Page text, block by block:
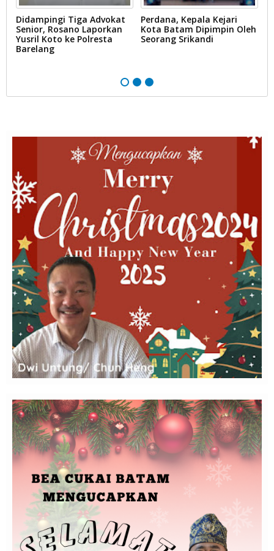
Didampingi Tiga Advokat
Senior, Rosano Laporkan
Yusril Koto ke Polresta
Barelang
Perdana, Kepala Kejari
Kota Batam Dipimpin Oleh
Seorang Srikandi